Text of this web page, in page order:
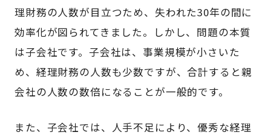
理財務の人数が目立つため、失われた30年の間に
効率化が図られてきました。しかし、問題の本質
は子会社です。子会社は、事業規模が小さいた
め、経理財務の人数も少数ですが、合計すると親
会社の人数の数倍になることが一般的です。
また、子会社では、人手不足により、優秀な経理